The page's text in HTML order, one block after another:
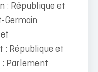
: République et
Germain
: République et
Parlement